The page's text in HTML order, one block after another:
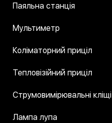
Паяльна станція
Мультиметр
Коліматорний приціл
Тепловізійний приціл
Струмовимірювальні кліщі
Лампа лупа